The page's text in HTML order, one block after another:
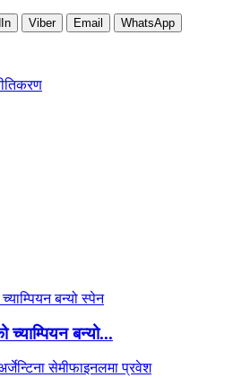
Viber Email WhatsApp
बन्यो...